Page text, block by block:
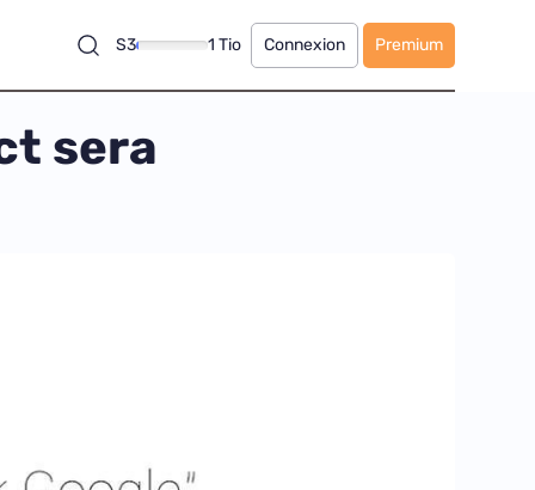
S3 1 Tio Connexion Premium
sera